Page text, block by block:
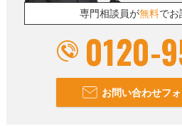
にお問合せいただければと存じます。 皆様からのお問
せを心よりお待ちしております。
専門相談員が無料でお
0120-
お問い合わせフ